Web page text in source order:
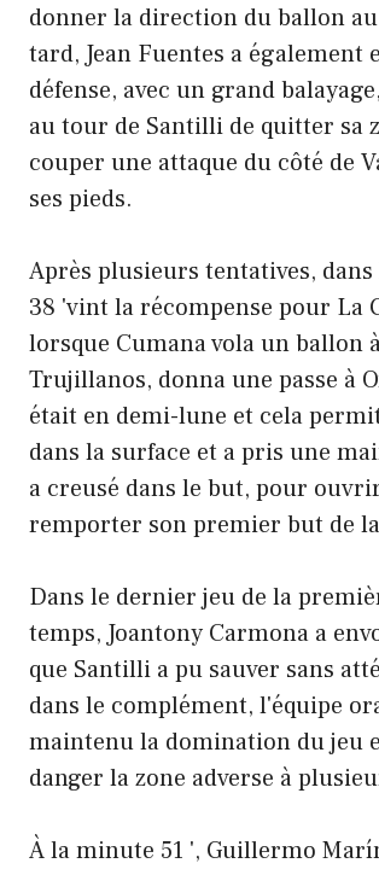
donner la direction du ballon
tard, Jean Fuentes a également
défense, avec un grand
au tour de Santilli de quitter sa
couper une attaque du côté de
ses pieds.
Après plusieurs tentatives,
38 'vint la récompense pour La
lorsque Cumana vola un ballon
Trujillanos, donna une passe à
était en demi-lune et cela
dans la surface et a pris une
a creusé dans le but, pour
remporter son premier but de
Dans le dernier jeu de la
temps, Joantony Carmona a
que Santilli a pu sauver sans
dans le complément, l'équipe
maintenu la domination du jeu
danger la zone adverse à
À la minute 51 ', Guillermo